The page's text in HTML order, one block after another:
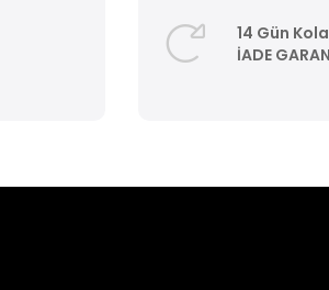
14 Gün
İADE